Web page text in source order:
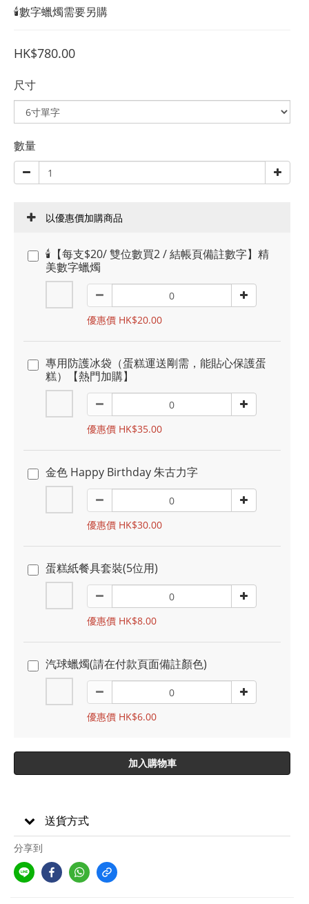
🕯️數字蠟燭需要另購
HK$780.00
尺寸
數量
以優惠價加購商品
🕯️【每支$20/ 雙位數買2 / 結帳頁備註數字】精
美數字蠟燭
優惠價 HK$20.00
專用防護冰袋（蛋糕運送剛需，能貼心保護蛋
糕）【熱門加購】
優惠價 HK$35.00
金色 Happy Birthday 朱古力字
優惠價 HK$30.00
蛋糕紙餐具套裝(5位用)
優惠價 HK$8.00
汽球蠟燭(請在付款頁面備註顏色)
優惠價 HK$6.00
加入購物車
送貨方式
分享到